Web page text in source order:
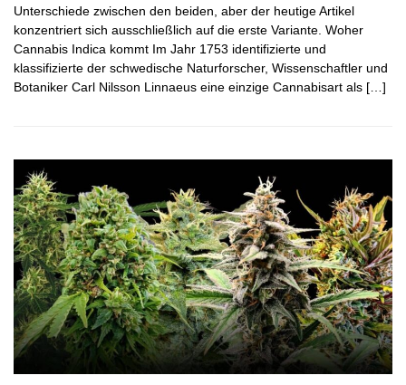
Unterschiede zwischen den beiden, aber der heutige Artikel
konzentriert sich ausschließlich auf die erste Variante. Woher
Cannabis Indica kommt Im Jahr 1753 identifizierte und
klassifizierte der schwedische Naturforscher, Wissenschaftler und
Botaniker Carl Nilsson Linnaeus eine einzige Cannabisart als […]